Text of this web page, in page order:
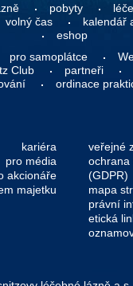
pobyty
volný čas kalendář
eshop
pro samoplátce
Club
partneři
ordinace
kariéra
pro média
akcionáře
majetku
veřejné
ochrana
(GDPR)
mapa
právní
etická